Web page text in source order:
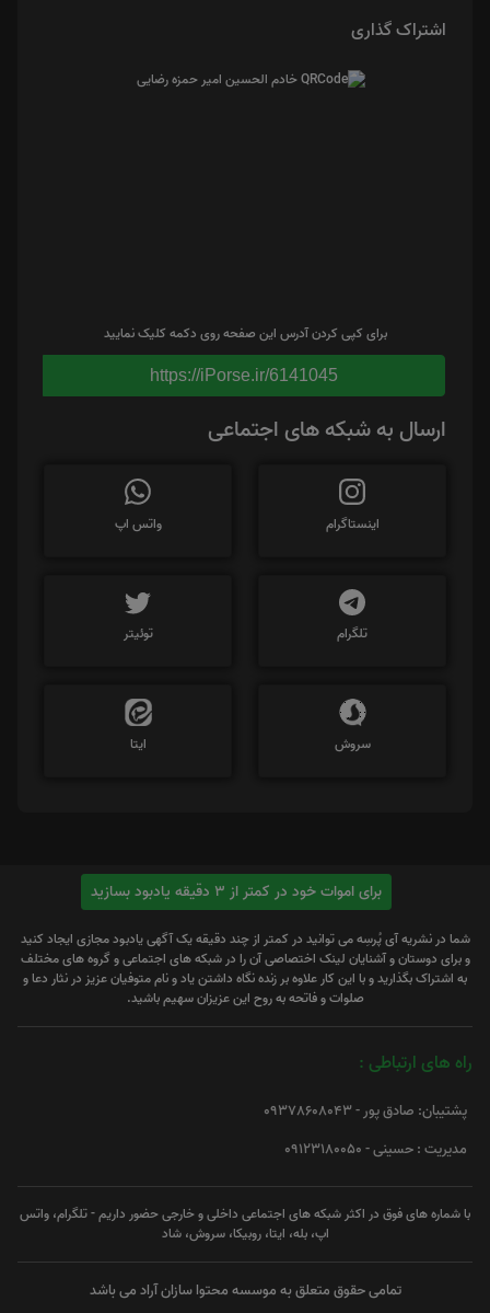
اشتراک گذاری
برای کپی کردن آدرس این صفحه روی دکمه کلیک نمایید
https://iPorse.ir/6141045
ارسال به شبکه های اجتماعی
اینستاگرام واتس اپ
تلگرام توئیتر
سروش ایتا
برای اموات خود در کمتر از 3 دقیقه یادبود بسازید
شما در نشریه آی پُرسِه می توانید در کمتر از چند دقیقه یک آگهی یادبود مجازی ایجاد کنید
و برای دوستان و آشنایان لینک اختصاصی آن را در شبکه های اجتماعی و گروه های مختلف
به اشتراک بگذارید و با این کار علاوه بر زنده نگاه داشتن یاد و نام متوفیان عزیز در نثار دعا و
صلوات و فاتحه به روح این عزیزان سهیم باشید.
راه های ارتباطی :
پشتیبان: صادق پور - 09378608043
مدیریت : حسینی - 09123180050
با شماره های فوق در اکثر شبکه های اجتماعی داخلی و خارجی حضور داریم - تلگرام، واتس
اپ، بله، ایتا، روبیکا، سروش، شاد
تمامی حقوق متعلق به موسسه محتوا سازان آراد می باشد